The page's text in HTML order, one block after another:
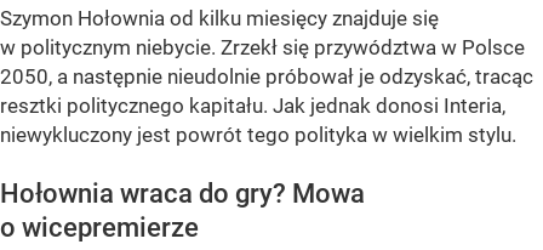
Szymon Hołownia od kilku miesięcy znajduje się
w politycznym niebycie. Zrzekł się przywództwa w Polsce
2050, a następnie nieudolnie próbował je odzyskać, tracąc
resztki politycznego kapitału. Jak jednak donosi Interia,
niewykluczony jest powrót tego polityka w wielkim stylu.
Hołownia wraca do gry? Mowa
o wicepremierze